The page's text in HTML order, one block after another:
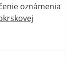
oznámenia